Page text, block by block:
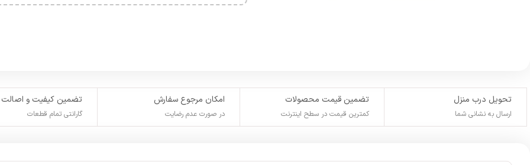
تحویل درب منزل
ارسال به نشانی شما
تضمین قیمت محصولات
کمترین قیمت در سطح اینترنت
امکان مرجوع سفارش
در صورت عدم رضایت
تضمین کیفیت و اصالت
گارانتی تمام قطعات